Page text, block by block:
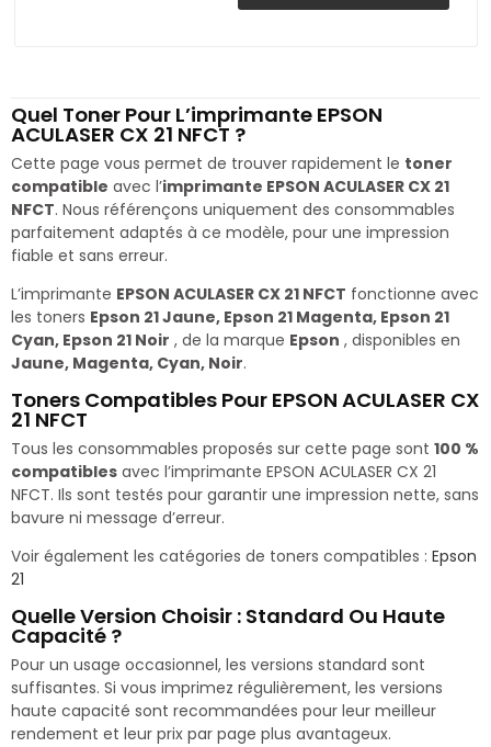
Quel Toner Pour L’imprimante EPSON
ACULASER CX 21 NFCT ?
Cette page vous permet de trouver rapidement le toner
compatible avec l’imprimante EPSON ACULASER CX 21
NFCT. Nous référençons uniquement des consommables
parfaitement adaptés à ce modèle, pour une impression
fiable et sans erreur.
L’imprimante EPSON ACULASER CX 21 NFCT fonctionne avec
les toners Epson 21 Jaune, Epson 21 Magenta, Epson 21
Cyan, Epson 21 Noir , de la marque Epson , disponibles en
Jaune, Magenta, Cyan, Noir.
Toners Compatibles Pour EPSON ACULASER CX
21 NFCT
Tous les consommables proposés sur cette page sont 100 %
compatibles avec l’imprimante EPSON ACULASER CX 21
NFCT. Ils sont testés pour garantir une impression nette, sans
bavure ni message d’erreur.
Voir également les catégories de toners compatibles : Epson
21
Quelle Version Choisir : Standard Ou Haute
Capacité ?
Pour un usage occasionnel, les versions standard sont
suffisantes. Si vous imprimez régulièrement, les versions
haute capacité sont recommandées pour leur meilleur
rendement et leur prix par page plus avantageux.